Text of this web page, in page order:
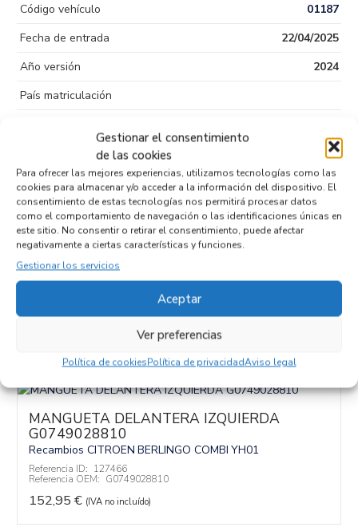
Gestionar el consentimiento
de las cookies
Para ofrecer las mejores experiencias, utilizamos tecnologías como las
cookies para almacenar y/o acceder a la información del dispositivo. El
consentimiento de estas tecnologías nos permitirá procesar datos
como el comportamiento de navegación o las identificaciones únicas en
este sitio. No consentir o retirar el consentimiento, puede afectar
negativamente a ciertas características y funciones.
Gestionar los servicios
Aceptar
Ver preferencias
Política de cookiesPolítica de privacidadAviso legal
Código vehículo
01187
Fecha de entrada
22/04/2025
Año versión
2024
País matriculación
4
Kilometraje
2.275
Tipo de
combustible
Diésel
Código cambio
Productos relacionados
MANGUETA DELANTERA IZQUIERDA
G0749028810
Recambios CITROEN BERLINGO COMBI YH01
Referencia ID: 127466
Referencia OEM: G0749028810
152,95 € (IVA no incluído)